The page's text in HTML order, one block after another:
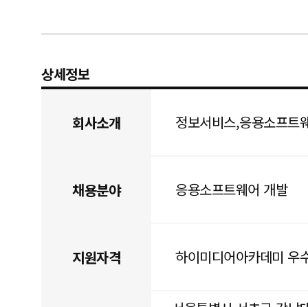
상세정보
회사소개 정보서비스,응용소프트
채용분야 응용소프트웨어 개발
지원자격 하이미디어아카데미 우